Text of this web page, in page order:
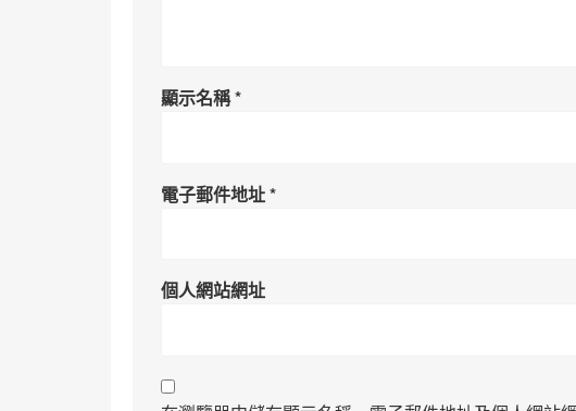
顯示名稱*
電子郵件地址*
個人網站網址